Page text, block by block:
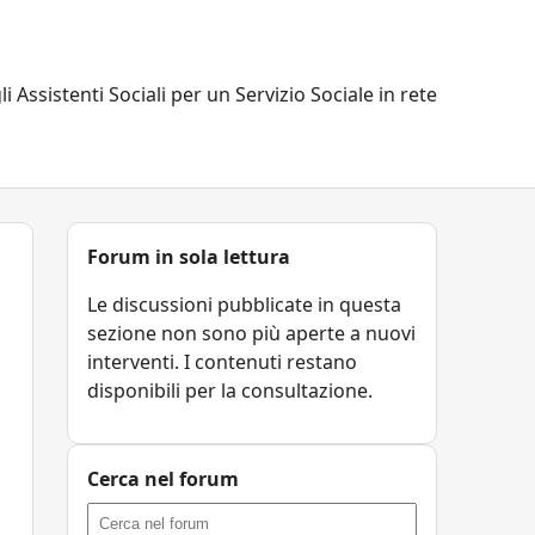
Assistenti Sociali per un Servizio Sociale in rete
Forum in sola lettura
Le discussioni pubblicate in questa
sezione non sono più aperte a nuovi
interventi. I contenuti restano
disponibili per la consultazione.
Cerca nel forum